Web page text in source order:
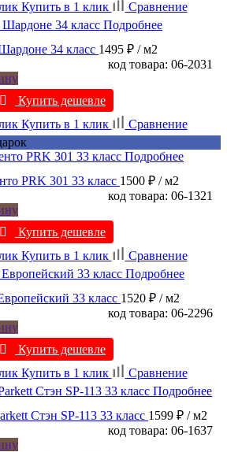
Купить в 1 клик
Сравнение
Подробнее
34 класс 1495 ₽ / м2
код товара: 06-2031
Купить дешевле
Купить в 1 клик
Сравнение
Подробнее
PRK 301 33 класс 1500 ₽ / м2
код товара: 06-1321
Купить дешевле
Купить в 1 клик
Сравнение
Подробнее
33 класс 1520 ₽ / м2
код товара: 06-2296
Купить дешевле
Купить в 1 клик
Сравнение
Подробнее
Стэн SP-113 33 класс 1599 ₽ / м2
код товара: 06-1637